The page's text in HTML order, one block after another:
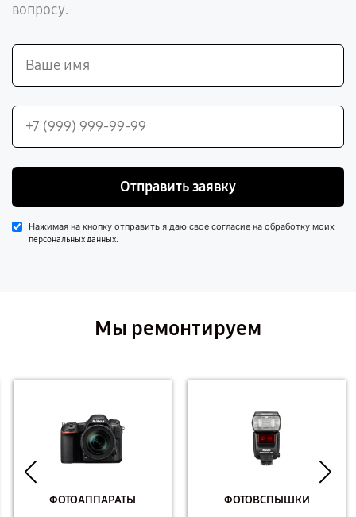
вопросу.
Отправить заявку
Нажимая на кнопку отправить я даю свое согласие на обработку моих
персональных данных.
Мы ремонтируем
ФОТОАППАРАТЫ ФОТОВСПЫШКИ